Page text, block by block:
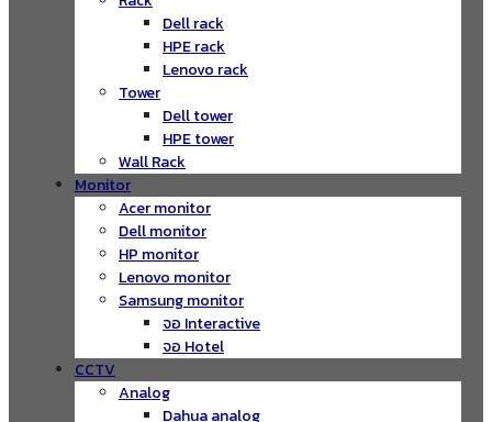
Dell rack
HPE rack
Lenovo rack
Tower
Dell tower
HPE tower
Wall Rack
Monitor
Acer monitor
Dell monitor
HP monitor
Lenovo monitor
Samsung monitor
จอ Interactive
จอ Hotel
CCTV
Analog
Dahua analog